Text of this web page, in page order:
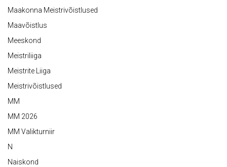
Maakonna Meistrivõistlused
Maavõistlus
Meeskond
Meistriliiga
Meistrite Liiga
Meistrivõistlused
MM
MM 2026
MM Valikturniir
N
Naiskond